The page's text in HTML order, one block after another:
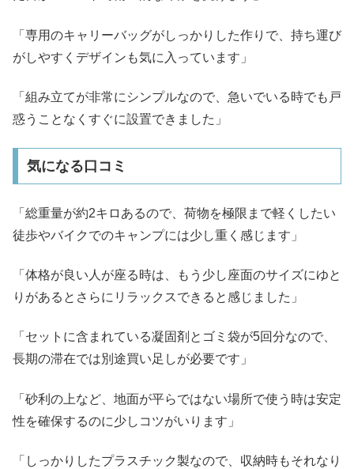
「専用のキャリーバッグがしっかりした作りで、持ち運び
がしやすくデザインも気に入っています」
「組み立てが非常にシンプルなので、急いでいる時でも戸
惑うことなくすぐに設置できました」
気になる口コミ
「総重量が約2キロあるので、荷物を極限まで軽くしたい
徒歩やバイクでのキャンプには少し重く感じます」
「体格が良い人が座る時は、もう少し座面のサイズにゆと
りがあるとさらにリラックスできると感じました」
「セットに含まれている凝固剤とゴミ袋が5回分なので、
長期の滞在では別途買い足しが必要です」
「砂利の上など、地面が平らではない場所で使う時は安定
性を確保するのに少しコツがいります」
「しっかりしたプラスチック製なので、収納時もそれなり